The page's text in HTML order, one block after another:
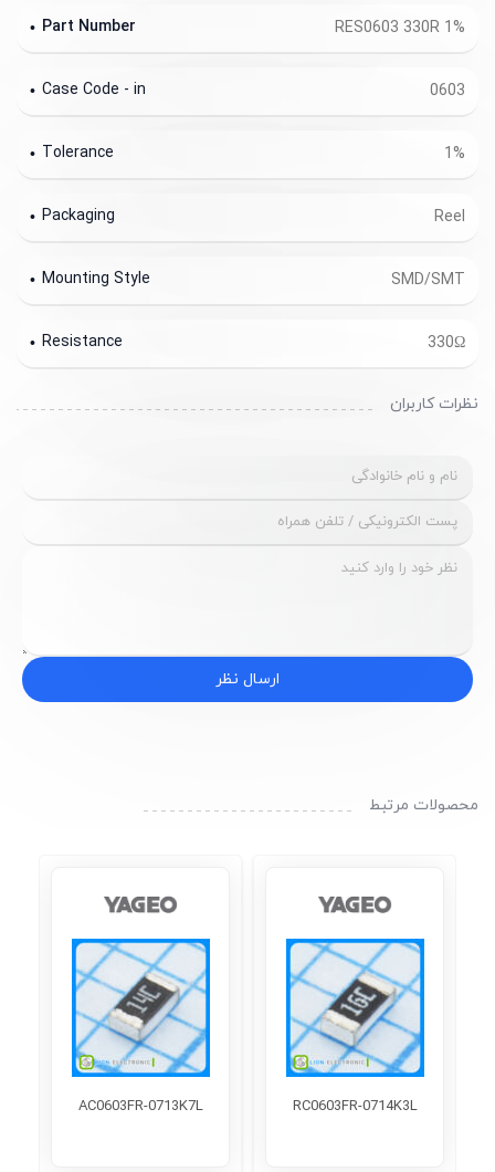
RES0603 330R 1%
Part Number
0603
Case Code - in
1%
Tolerance
Reel
Packaging
SMD/SMT
Mounting Style
330Ω
Resistance
نظرات کاربران
ارسال نظر
محصولات مرتبط
RC0603FR-0714K3L
AC0603FR-0713K7L